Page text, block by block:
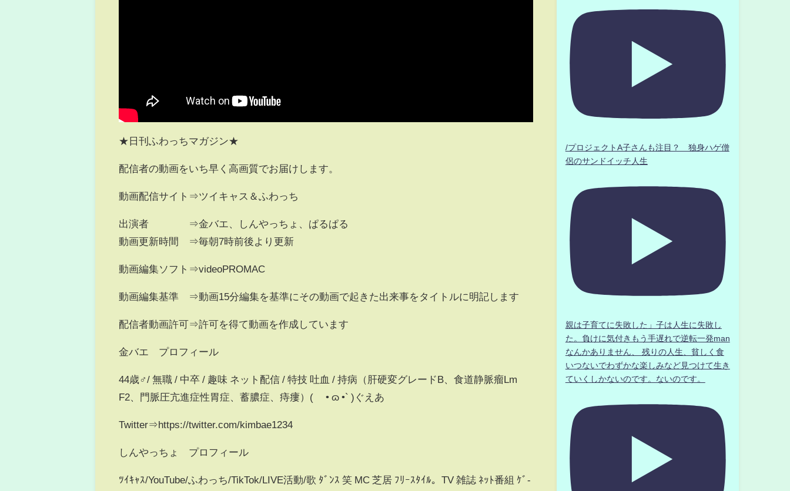
★日刊ふわっちマガジン★
配信者の動画をいち早く高画質でお届けします。
動画配信サイト⇒ツイキャス＆ふわっち
出演者 ⇒金バエ、しんやっちょ、ぱるぱる
動画更新時間 ⇒毎朝7時前後より更新
動画編集ソフト⇒videoPROMAC
動画編集基準 ⇒動画15分編集を基準にその動画で起きた出来事をタイトルに明記します
配信者動画許可⇒許可を得て動画を作成しています
金バエ プロフィール
44歳♂/ 無職 / 中卒 / 趣味 ネット配信 / 特技 吐血 / 持病（肝硬変グレードB、食道静脈瘤Lm
F2、門脈圧亢進症性胃症、蓄膿症、痔瘻）( ´• ɷ •` )ぐえあ
Twitter⇒https://twitter.com/kimbae1234
しんやっちょ プロフィール
ﾂｲｷｬｽ/YouTube/ふわっち/TikTok/LIVE活動/歌 ﾀﾞﾝｽ 笑 MC 芝居 ﾌﾘｰｽﾀｲﾙ。TV 雑誌 ﾈｯﾄ番組 ｹﾞ-
/プロジェクトA子さんも注目？ 独身ハゲ僧
侶のサンドイッチ人生
親は子育てに失敗した」子は人生に失敗し
た。負けに気付きもう手遅れで逆転一発man
なんかありません、 残りの人生、貧しく食
いつないでわずかな楽しみなど見つけて生き
ていくしかないのです。ないのです。